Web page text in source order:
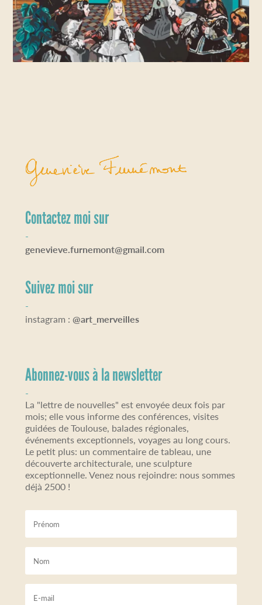
Contactez moi sur
-
genevieve.furnemont@gmail.com
Suivez moi sur
-
instagram : @art_merveilles
Abonnez-vous à la newsletter
-
La "lettre de nouvelles" est envoyée deux fois par
mois; elle vous informe des conférences, visites
guidées de Toulouse, balades régionales,
événements exceptionnels, voyages au long cours.
Le petit plus: un commentaire de tableau, une
découverte architecturale, une sculpture
exceptionnelle. Venez nous rejoindre: nous sommes
déjà 2500 !